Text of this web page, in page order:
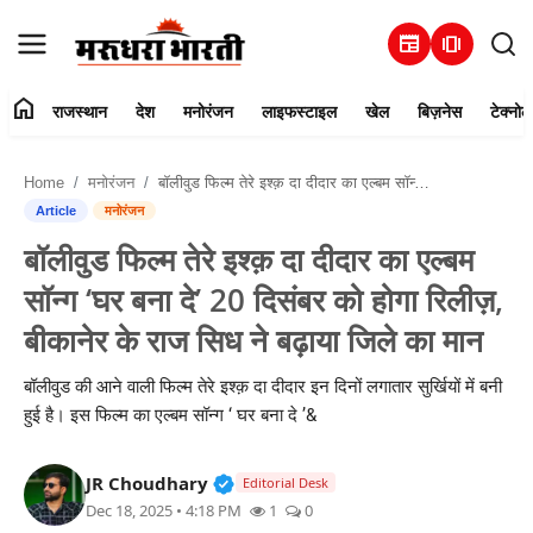
newspaper amp_stories
संपर्क करें
राजस्थान
देश
मनोरंजन
खेल
home राजस्थान देश मनोरंजन लाइफस्टाइल खेल बिज़नेस
Home मनोरंजन बॉलीवुड फिल्म तेरे इश्क़ दा दीदार का एल्बम सॉन्ग ‘घर बना दे’ 20 दिसंबर को होगा रिलीज़, बीकानेर के राज सिध ने बढ़ाया जिले का मान
Article मनोरंजन
बॉलीवुड फिल्म तेरे इश्क़ दा दीदार का एल्बम
सॉन्ग ‘घर बना दे’ 20 दिसंबर को होगा रिलीज़,
बीकानेर के राज सिध ने बढ़ाया जिले का मान
बॉलीवुड की आने वाली फिल्म तेरे इश्क़ दा दीदार इन दिनों लगातार सुर्खियों में बनी
हुई है। इस फिल्म का एल्बम सॉन्ग ‘ घर बना दे ’&
JR Choudhary Verified Public Figure • 30 Mar,
Editorial Desk
Dec 18, 2025 • 4:18 PM 1 0